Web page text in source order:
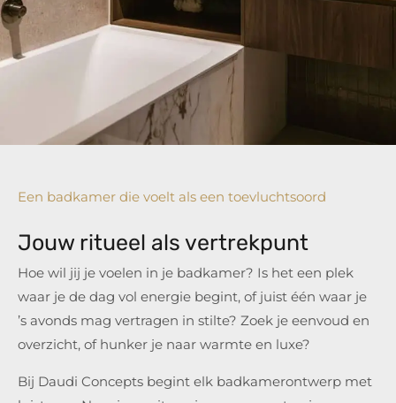
Een badkamer die voelt als een toevluchtsoord
Jouw ritueel als vertrekpunt
Hoe wil jij je voelen in je badkamer? Is het een plek
waar je de dag vol energie begint, of juist één waar je
’s avonds mag vertragen in stilte? Zoek je eenvoud en
overzicht, of hunker je naar warmte en luxe?
Bij Daudi Concepts begint elk badkamerontwerp met